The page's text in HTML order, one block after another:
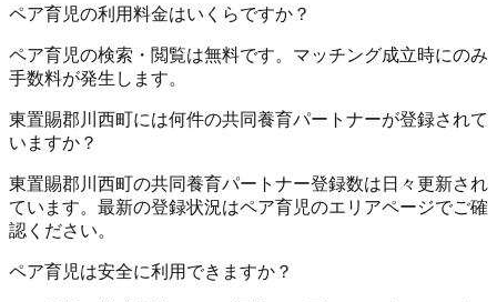
ペア育児の利用料金はいくらですか？
ペア育児の検索・閲覧は無料です。マッチング成立時にのみ
手数料が発生します。
東置賜郡川西町には何件の共同養育パートナーが登録されて
いますか？
東置賜郡川西町の共同養育パートナー登録数は日々更新され
ています。最新の登録状況はペア育児のエリアページでご確
認ください。
ペア育児は安全に利用できますか？